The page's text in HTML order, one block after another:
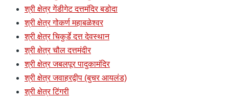
श्री क्षेत्र गेंडीगेट दत्तमंदिर बडोदा
श्री क्षेत्र गोकर्ण महाबळेश्वर
श्री क्षेत्र चिकुर्डे दत्त देवस्थान
श्री क्षेत्र चौल दत्तमंदीर
श्री क्षेत्र जबलपूर पादुकामंदिर
श्री क्षेत्र जवाहरद्वीप (बुचर आयलंड)
श्री क्षेत्र टिंगरी